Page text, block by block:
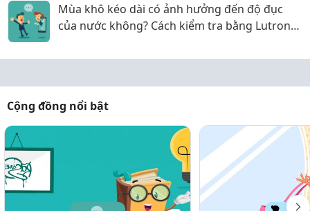
Mùa khô kéo dài có ảnh hưởng đến độ đục
của nước không? Cách kiểm tra bằng Lutron
Cộng đồng nổi bật